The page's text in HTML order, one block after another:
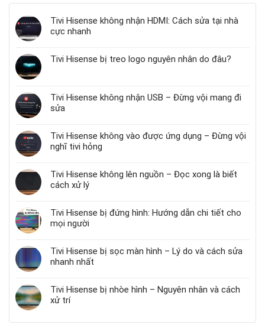
Tivi Hisense không nhận HDMI: Cách sửa tại nhà
cực nhanh
Tivi Hisense bị treo logo nguyên nhân do đâu?
Tivi Hisense không nhận USB – Đừng vội mang đi
sửa
Tivi Hisense không vào được ứng dụng – Đừng vội
nghĩ tivi hỏng
Tivi Hisense không lên nguồn – Đọc xong là biết
cách xử lý
Tivi Hisense bị đứng hình: Hướng dẫn chi tiết cho
mọi người
Tivi Hisense bị sọc màn hình – Lý do và cách sửa
nhanh nhất
Tivi Hisense bị nhòe hình – Nguyên nhân và cách
xử trí